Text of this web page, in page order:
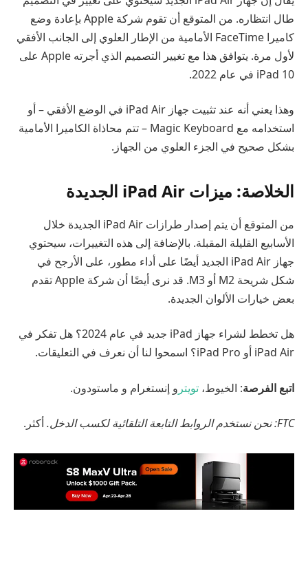
طال انتظاره. من المتوقع أن تقوم شركة Apple بإعادة وضع
كاميرا FaceTime الأمامية من الإطار العلوي إلى الجانب الأفقي
لأول مرة. يتوافق هذا مع تغيير التصميم الذي أجرته Apple على
iPad 10 في عام 2022.
وهذا يعني أنه عند تثبيت جهاز iPad Air في الوضع الأفقي – أو
استخدامه مع Magic Keyboard – تتم محاذاة الكاميرا الأمامية
بشكل صحيح في الجزء العلوي من الجهاز.
الخلاصة: ميزات iPad Air الجديدة
من المتوقع أن يتم إصدار طرازات iPad Air الجديدة خلال
الأسابيع القليلة المقبلة. بالإضافة إلى هذه التغييرات، سيحتوي
جهاز iPad Air الجديد أيضًا على أداء مطور، على الأرجح في
شكل شريحة M2 أو M3. قد نرى أيضًا أن شركة Apple تقدم
بعض خيارات الألوان الجديدة.
هل تخطط لشراء جهاز iPad جديد في عام 2024؟ هل تفكر في
iPad Air أو iPad Pro؟ اسمحوا لنا أن نعرف في التعليقات.
اتبع الفرصة: الخيوط، تويتر و إنستغرام و ماستودون.
FTC: نحن نستخدم الروابط التابعة التلقائية لكسب الدخل. أكثر.